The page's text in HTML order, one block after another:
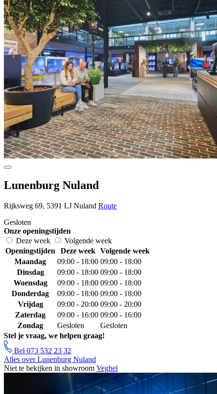
Lunenburg Nuland
Rijksweg 69, 5391 LJ Nuland Route
Gesloten
Onze openingstijden
Deze week
Volgende week
Openingstijden
Deze week
Volgende week
Maandag
09:00 - 18:00 09:00 - 18:00
Dinsdag
09:00 - 18:00 09:00 - 18:00
Woensdag
09:00 - 18:00 09:00 - 18:00
Donderdag
09:00 - 18:00 09:00 - 18:00
Vrijdag
09:00 - 20:00 09:00 - 20:00
Zaterdag
09:00 - 16:00 09:00 - 16:00
Zondag
Gesloten
Gesloten
Stel je vraag, we helpen graag!
Bel 073 532 23 32
Alles over Lunenburg Nuland
Niet te bekijken in showroom Veghel